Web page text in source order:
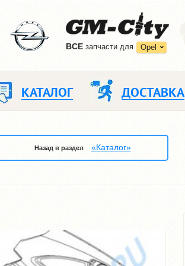
ВCE запчасти для Opel
КАТАЛОГ ДОСТАВКА
Назад в раздел «Каталог»